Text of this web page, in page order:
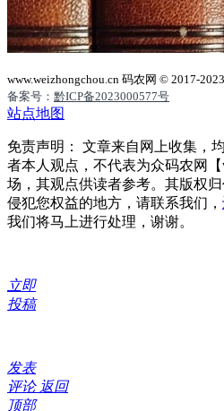
www.weizhongchou.cn 码农网 © 2017-
备案号： 黔ICP备2023000577号
站点地图
免责声明： 文章来自网上收集，
者本人观点，不代表为众码农网【
场，其观点供读者参考。其版权
侵犯您权益的地方，请联系我们，
我们将马上进行处理，谢谢。
立即
投稿
发表
评论 返回
顶部